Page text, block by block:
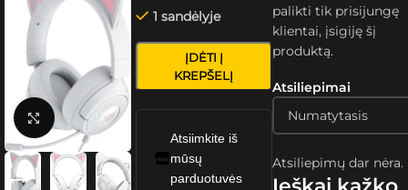
Spustelėkite, kad padidintumėte
1 sandėlyje
ĮDĖTI Į
KREPŠELĮ
Atsiimkite iš
mūsų
parduotuvės
Atsiliepimai
Atsiliepimų dar nėra.
palikti tik prisijungę
klientai, įsigiję šį
produktą.